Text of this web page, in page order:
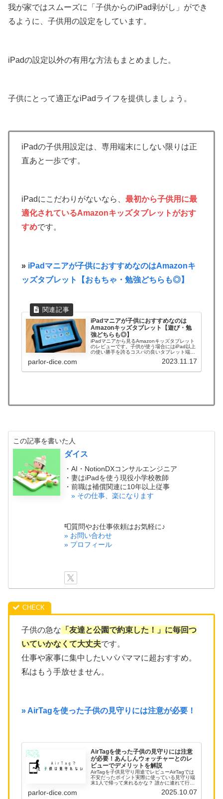
我が家ではスムーズに「子供からのiPad剥がし」ができ
るように、子供用の設定をしています。
iPadの設定以外の有用な方法もまとめました。
子供にとって適正なiPadライフを提供しましょう。
iPadの子供用設定は、専用端末にしない限りは正
直あと一歩です。
iPadにこだわりがないなら、 最初から子供用に最
適化されているAmazonキッズタブレットがおす
すめです。
» iPadマニアが子供におすすめなのはAmazonキ
ッズタブレット【おもちゃ・勉強どちらも◎】
iPadマニアが子供におすすめなのは
Amazonキッズタブレット【遊び・勉
強どちらも◎】
iPadマニアから見るAmazonキッズタブレット
のレビューです。子供が使う場合にはiPad以上
の使い勝手を誇るコスパの良いタブレット端
末、サブスクの内容や買い時の相場、学習タブ
レットとの比較を解説します。これなら渡した
parlor-dice.com 2023.11.17
この記事を書いた人
ダイス
・AI・NotionDXコンサルエンジニア
・妻はiPadを使う現役小学校教師
・前職は補償関連に10年以上従事
» その仕事、楽になります
📮質問やお仕事依頼はお気軽に♪
» お問い合わせ
» プロフィール
子供の急な 「友達と公園で約束した！」に毎回つ
いていかなくて大丈夫です。
仕事や家事に集中したいパパママに超おすすめ。
私はもう手放せません。
» AirTagを使った子供の見守りには注意が必要！
AirTagを使った子供の見守りには注意
が必要！あんしんウォッチャーとのレ
ビューでデメリットを解説
AirTagを子供見守り用途でレビューAirTagでは
不安だったポイント実際に使っている見守り端
末1人で帰って来れるかな？ 誰かに連れて行か
有名な、AppleのAirTag（エアタグ）を見守り
parlor-dice.com 2025.10.07